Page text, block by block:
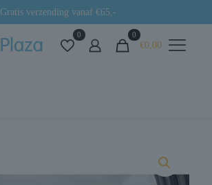
Gratis verzending vanaf €65,-
0 0
€0,00